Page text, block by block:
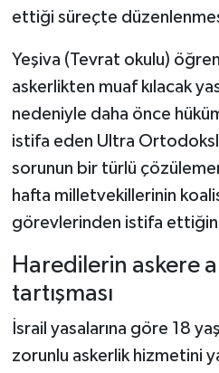
ettiği süreçte
Yeşiva (Tevrat okulu)
askerlikten muaf kılacak
nedeniyle daha önce
istifa eden Ultra
sorunun bir türlü
hafta milletvekillerinin
görevlerinden istifa
Haredilerin askere
tartışması
İsrail yasalarına göre 18
zorunlu askerlik hizmetini